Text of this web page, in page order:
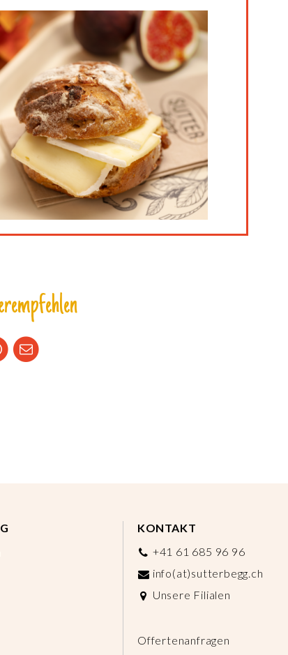
KONTAKT
+41 61 685 96 96
info(at)sutterbegg.ch
Unsere Filialen
Offertenanfragen